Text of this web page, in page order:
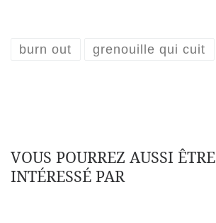
burn out grenouille qui cuit
VOUS POURREZ AUSSI ÊTRE
INTÉRESSÉ PAR